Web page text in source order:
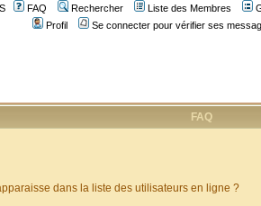
FAQ Rechercher Liste des Membres
Profil
Se connecter pour vérifier ses
FAQ
dans la liste des utilisateurs en ligne ?